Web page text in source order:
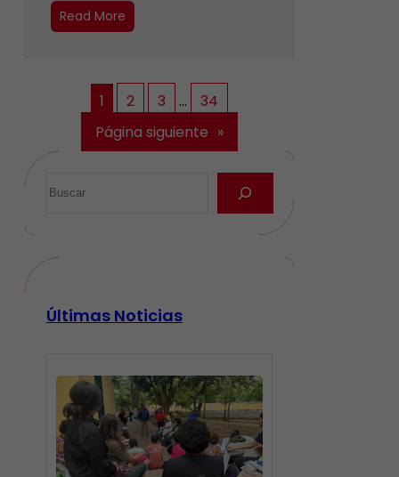
Read More
1 2 3 …
34
Página siguiente »
Últimas Noticias